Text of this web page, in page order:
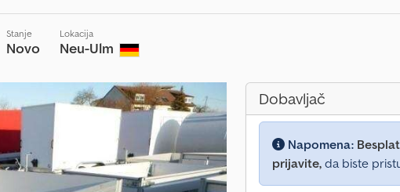
Stanje
Novo
Lokacija
Neu-Ulm
Dobavljač
Napomena:
prijavite, da biste